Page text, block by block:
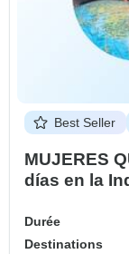
Best Seller
MUJERES
días en la
Durée
Destinations